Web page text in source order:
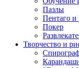
Пазлы
Пентаго и
Покер
Творчество и